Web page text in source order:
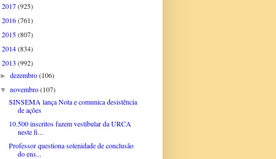
2017(925)
2016(761)
2015(807)
2014(834)
2013 (992)
►dezembro(106)
▼novembro(107)
SINSEMA lança Nota e comunica desistência
de ações
10.500 inscritos fazem vestibular da URCA
neste fi...
Professor questiona solenidade de conclusão
do ens...